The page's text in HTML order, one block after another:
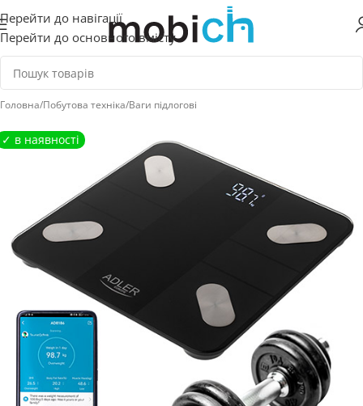
Перейти до навігації
Перейти до основного вмісту
Головна/Побутова техніка/Ваги підлогові